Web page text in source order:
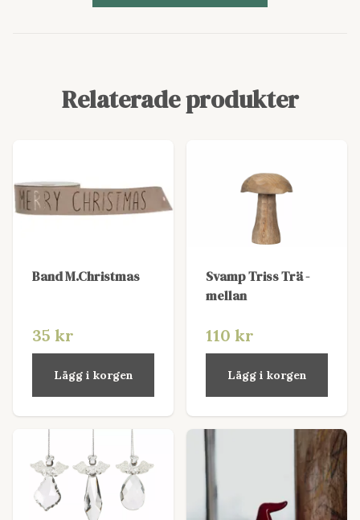
Relaterade produkter
Band M.Christmas
35 kr
Lägg i korgen
Svamp Triss Trä -
mellan
110 kr
Lägg i korgen